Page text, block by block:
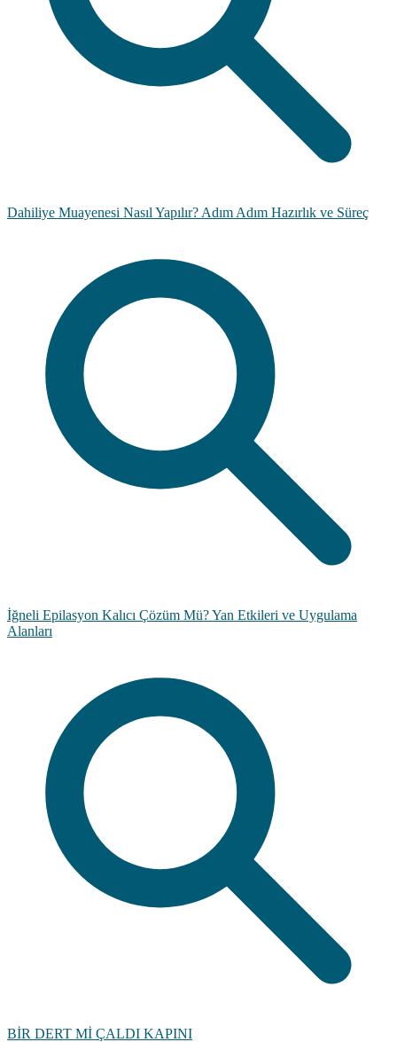
Dahiliye Muayenesi Nasıl Yapılır? Adım Adım Hazırlık ve Süreç
İğneli Epilasyon Kalıcı Çözüm Mü? Yan Etkileri ve Uygulama
Alanları
BİR DERT Mİ ÇALDI KAPINI